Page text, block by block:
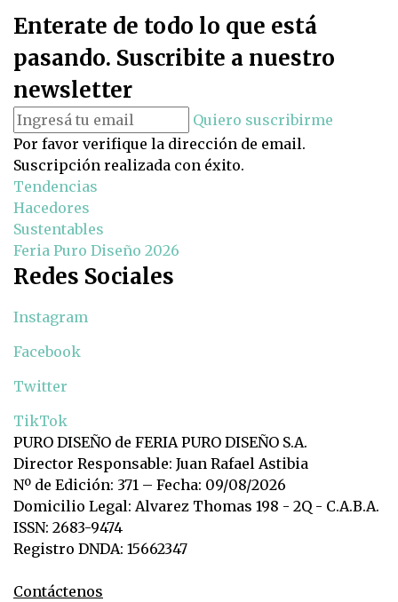
Enterate de todo lo que está
pasando. Suscribite a nuestro
newsletter
Quiero suscribirme
Por favor verifique la dirección de email.
Suscripción realizada con éxito.
Tendencias
Hacedores
Sustentables
Feria Puro Diseño 2026
Redes Sociales
Instagram
Facebook
Twitter
TikTok
PURO DISEÑO de FERIA PURO DISEÑO S.A.
Director Responsable: Juan Rafael Astibia
Nº de Edición: 371 – Fecha: 09/08/2026
Domicilio Legal: Alvarez Thomas 198 - 2Q - C.A.B.A.
ISSN: 2683-9474
Registro DNDA: 15662347
Contáctenos